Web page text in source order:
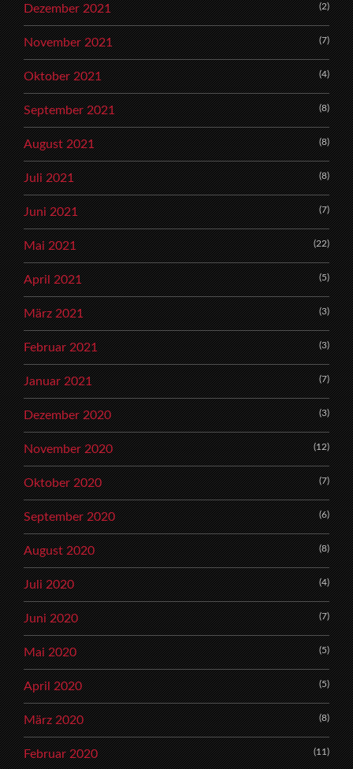
Dezember 2021 (2)
November 2021 (7)
Oktober 2021 (4)
September 2021 (8)
August 2021 (8)
Juli 2021 (8)
Juni 2021 (7)
Mai 2021 (22)
April 2021 (5)
März 2021 (3)
Februar 2021 (3)
Januar 2021 (7)
Dezember 2020 (3)
November 2020 (12)
Oktober 2020 (7)
September 2020 (6)
August 2020 (8)
Juli 2020 (4)
Juni 2020 (7)
Mai 2020 (5)
April 2020 (5)
März 2020 (8)
Februar 2020 (11)